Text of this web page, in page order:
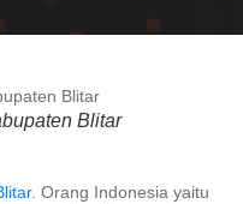
Blitar
. Orang Indonesia yaitu